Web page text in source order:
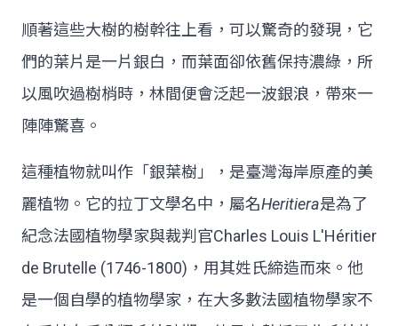
順著這些大樹的樹幹往上看，可以驚奇的發現，它
們的葉片是一片銀白，而葉面卻依舊保持濃綠，所
以風吹過樹梢時，林間便會泛起一波銀浪，帶來一
陣陣驚喜。
這種植物就叫作「銀葉樹」，是臺灣海岸原產的美
麗植物。它的拉丁文學名中，屬名Heritiera是為了
紀念法國植物學家與裁判官Charles Louis L'Héritier
de Brutelle (1746-1800)，用其姓氏締造而來。他
是一個自學的植物學家，在大多數法國植物學家不